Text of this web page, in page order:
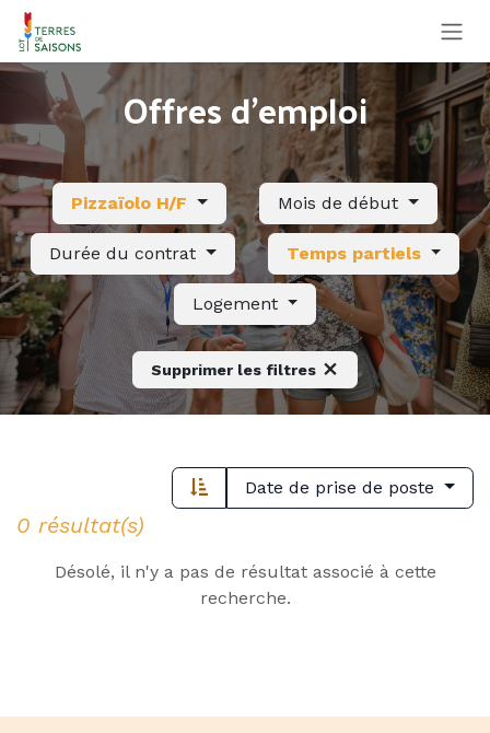
Se rendre au contenu
Offres d'emploi
Pizzaïolo H/F Mois de début
Durée du contrat Temps partiels
Logement
Supprimer les filtres
Date de prise de poste
0 résultat(s)
Désolé, il n'y a pas de résultat associé à cette
recherche.